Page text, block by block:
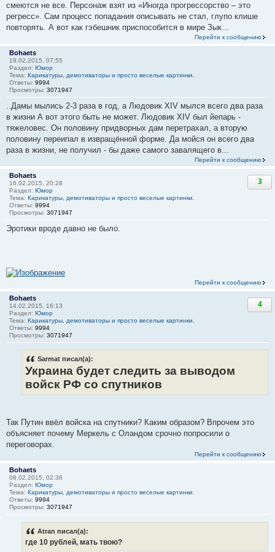
смеются не все. Персонаж взят из «Иногда прогрессорство – это
регресс». Сам процесс попадания описывать не стал, глупо клише
повторять. А вот как гэбешник приспособится в мире Зык...
Перейти к сообщению
Bohaets
19.02.2015, 07:55
Раздел: Юмор
Тема: Карикатуры, демотиваторы и просто веселые картинки.
Ответы: 9994
Просмотры: 3071947
..Дамы мылись 2-3 раза в год, а Людовик XIV мылся всего два раза
в жизни А вот этого быть не может. Людовик XIV был йепарь -
тяжеловес. Он половину придворных дам перетрахал, а вторую
половину переипал в извращённой форме. Да мойся он всего два
раза в жизни, не получил - бы даже самого завалящего в...
Перейти к сообщению
Bohaets
16.02.2015, 20:28
Раздел: Юмор
Тема: Карикатуры, демотиваторы и просто веселые картинки.
Ответы: 9994
Просмотры: 3071947
3
Эротики вроде давно не было.
Перейти к сообщению
Bohaets
14.02.2015, 16:13
Раздел: Юмор
Тема: Карикатуры, демотиваторы и просто веселые картинки.
Ответы: 9994
Просмотры: 3071947
4
Sarmat писал(а):
Украина будет следить за выводом
войск РФ со спутников
Так Путин ввёл войска на спутники? Каким образом? Впрочем это
объясняет почему Меркель с Оландом срочно попросили о
переговорах.
Перейти к сообщению
Bohaets
08.02.2015, 02:36
Раздел: Юмор
Тема: Карикатуры, демотиваторы и просто веселые картинки.
Ответы: 9994
Просмотры: 3071947
Atran писал(а):
где 10 рублей, мать твою?